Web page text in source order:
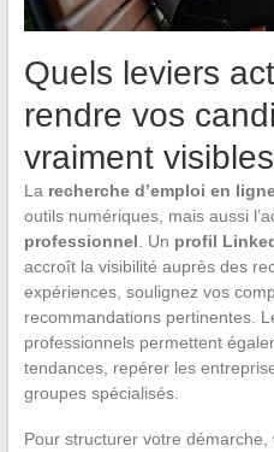
Quels leviers
rendre vos
vraiment
La recherche d’emploi en
outils numériques, mais aussi
professionnel . Un profil
accroît la visibilité auprès des
expériences, soulignez vos
recommandations pertinentes.
professionnels permettent
tendances, repérer les
groupes spécialisés.
Pour structurer votre